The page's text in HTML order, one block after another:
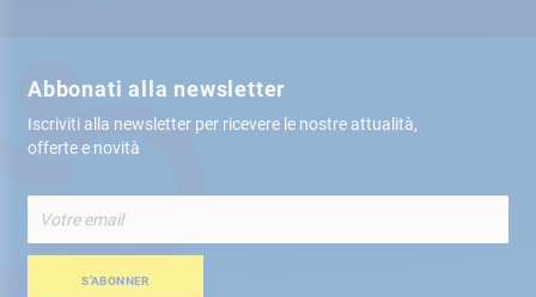
Abbonati alla newsletter
Iscriviti alla newsletter per ricevere le nostre attualità,
offerte e novità
alla
nostra
Newsletter:S’ABONNER